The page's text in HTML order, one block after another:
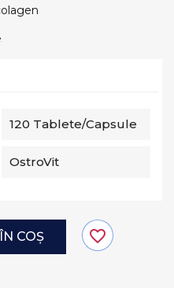
120 Tablete/capsule
OstroVit
COȘ favorite_border